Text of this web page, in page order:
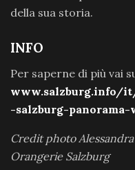
della sua storia.
INFO
Per saperne di più vai
www.salzburg.info/
-salzburg-
Credit photo
Orangerie Salzburg